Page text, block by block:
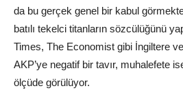
da bu gerçek genel bir kabul
batılı tekelci titanların sözcülüğünü
Times, The Economist gibi İngiltere
AKP’ye negatif bir tavır, muhalefete
ölçüde görülüyor.